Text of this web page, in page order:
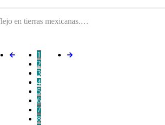
en tierras mexicanas.…
1
2
3
4
5
6
7
8